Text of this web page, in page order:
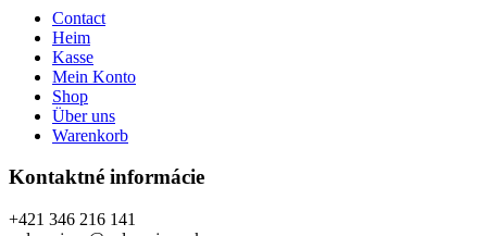
Contact
Heim
Kasse
Mein Konto
Shop
Über uns
Warenkorb
Kontaktné informácie
+421 346 216 141